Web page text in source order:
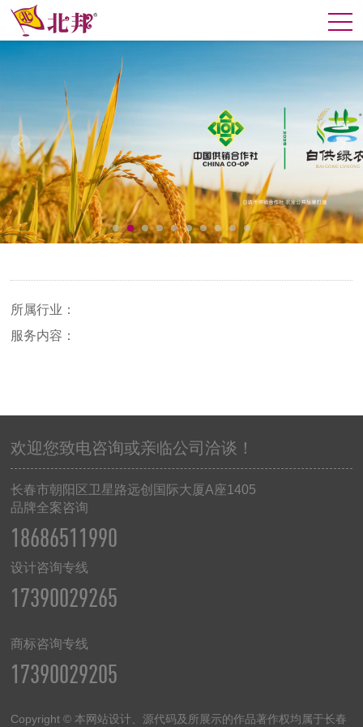
所属行业：
服务内容：
欢迎您致电咨询或亲临公司洽谈！
长春市朝阳区卫星路远创国际大厦A座1405
品牌全案咨询
18686511990
设计咨询专线
17390029265
商标咨询专线
17390029205
Copyright © 本网站设计、源代码及所展示的作品著作权均属于长春